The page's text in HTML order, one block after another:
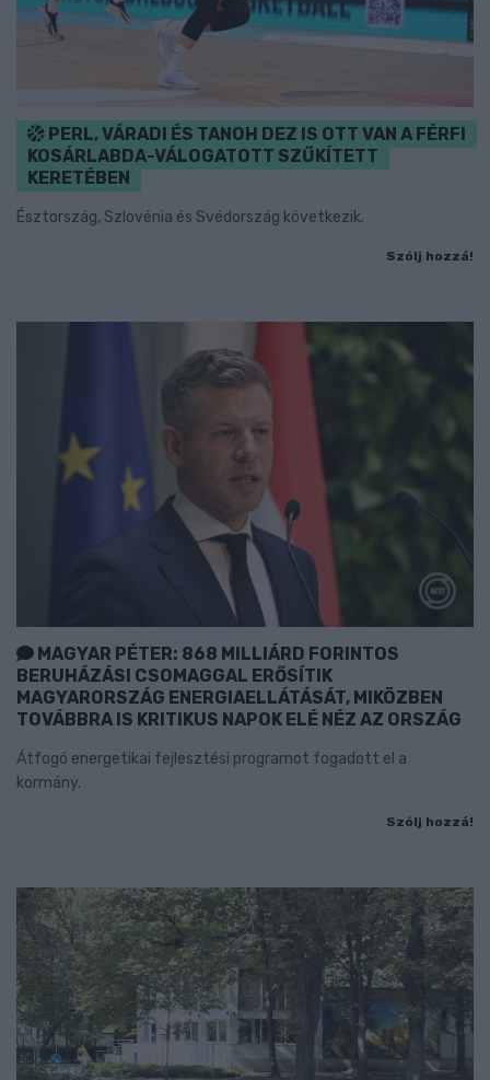
PERL, VÁRADI ÉS TANOH DEZ IS OTT VAN A FÉRFI
KOSÁRLABDA-VÁLOGATOTT SZŰKÍTETT
KERETÉBEN
Észtország, Szlovénia és Svédország következik.
Szólj hozzá!
MAGYAR PÉTER: 868 MILLIÁRD FORINTOS
BERUHÁZÁSI CSOMAGGAL ERŐSÍTIK
MAGYARORSZÁG ENERGIAELLÁTÁSÁT, MIKÖZBEN
TOVÁBBRA IS KRITIKUS NAPOK ELÉ NÉZ AZ ORSZÁG
Átfogó energetikai fejlesztési programot fogadott el a
kormány.
Szólj hozzá!